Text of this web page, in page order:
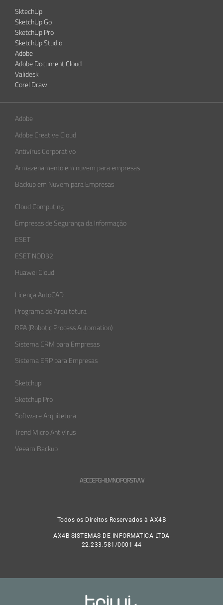
SktechUp
SketchUp Go
SketchUp Pro
SketchUp Studio
Adobe
Adobe Document Cloud
Validesk
Corel Draw
Adobe
Adobe Creative Cloud
Antivírus Corporativo
Armazenamento em nuvem para empresas
Backup em Nuvem para Empresas
Cloud Computing
Empresas de Segurança da Informação​
ESET
ESET NOD32
Huawei Cloud
Licença AutoCAD
Programa de Arquitetura
RPA (Robotic Process Automation)
Sistema CRM para Empresas
Sistema ERP para Empresas
Sketchup
Sketchup Pro
Software Arquitetura
Trend Micro Antivírus
Veeam Backup
ABCDEFGHLMNOPQRSTVW
Todos os Direitos Reservados à AX4B
AX4B SISTEMAS DE INFORMATICA LTDA
22.233.581/0001-44